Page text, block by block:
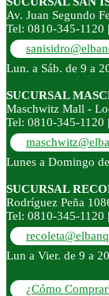
Av. Juan Segundo
Tel: 0810-345-1120
Lun. a Sáb. de 9 a
SUCURSAL
Maschwitz Mall -
Tel: 0810-345-1120
Lunes a Domingo
SUCURSAL
Rodríguez Peña
Tel: 0810-345-1120
Lun a Vier. de 9 a
¿Cómo